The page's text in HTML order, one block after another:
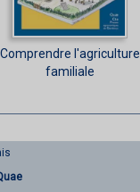
Comprendre l'agriculture
familiale